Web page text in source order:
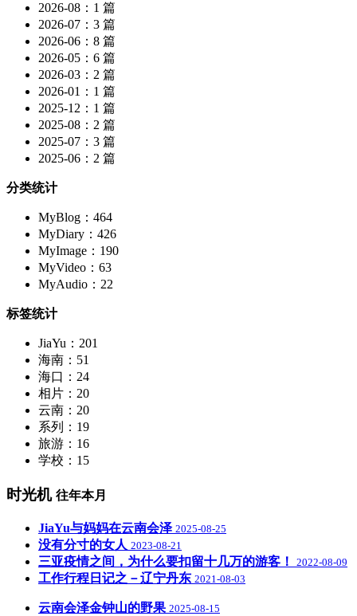
2026-08：1 篇
2026-07：3 篇
2026-06：8 篇
2026-05：6 篇
2026-03：2 篇
2026-01：1 篇
2025-12：1 篇
2025-08：2 篇
2025-07：3 篇
2025-06：2 篇
分类统计
MyBlog：464
MyDiary：426
MyImage：190
MyVideo：63
MyAudio：22
标签统计
JiaYu：201
海南：51
海口：24
相片：20
云南：20
系列：19
旅游：16
学校：15
时光机 往年本月
JiaYu与妈妈在云南会泽 2025-08-25
没有分寸的女人 2023-08-21
三亚疫情之间，为什么要扣留十几万的游客！ 2022-08-09
工作行程日记之－辽宁丹东 2021-08-03
云南会泽金钟山的野果 2025-08-15